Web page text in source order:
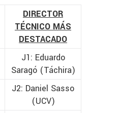
DIRECTOR
TÉCNICO MÁS
DESTACADO
J1: Eduardo
Saragó (Táchira)
J2: Daniel Sasso
(UCV)